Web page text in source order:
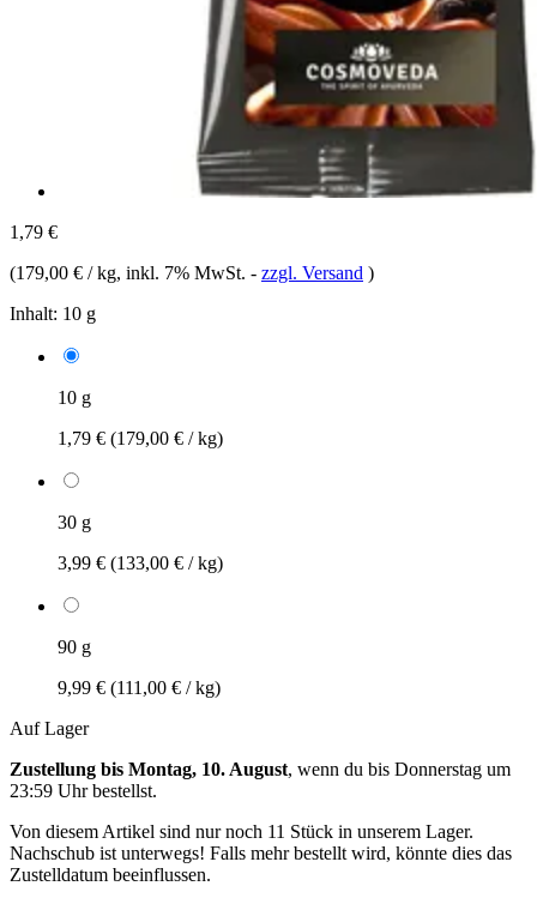
1,79 €
(179,00 € / kg, inkl. 7% MwSt. - zzgl. Versand )
Inhalt: 10 g
10 g
1,79 € (179,00 € / kg)
30 g
3,99 € (133,00 € / kg)
90 g
9,99 € (111,00 € / kg)
Auf Lager
Zustellung bis Montag, 10. August, wenn du bis Donnerstag um
23:59 Uhrbestellst.
Von diesem Artikel sind nur noch 11 Stück in unserem Lager.
Nachschub ist unterwegs! Falls mehr bestellt wird, könnte dies das
Zustelldatum beeinflussen.